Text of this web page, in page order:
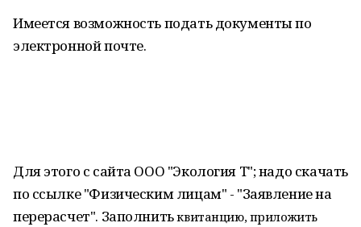
Имеется возможность подать документы по
электронной почте.
Для этого с сайта ООО "Экология Т"; надо скачать
по ссылке "Физическим лицам" - "Заявление на
перерасчет". Заполнитьквитанцию, приложить